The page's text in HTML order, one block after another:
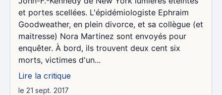
et portes scellées. L'épidémiologiste Ephraim
Goodweather, en plein divorce, et sa collègue (et
maitresse) Nora Martinez sont envoyés pour
enquêter. À bord, ils trouvent deux cent six
morts, victimes d'un...
Lire la critique
le 21 sept. 2017